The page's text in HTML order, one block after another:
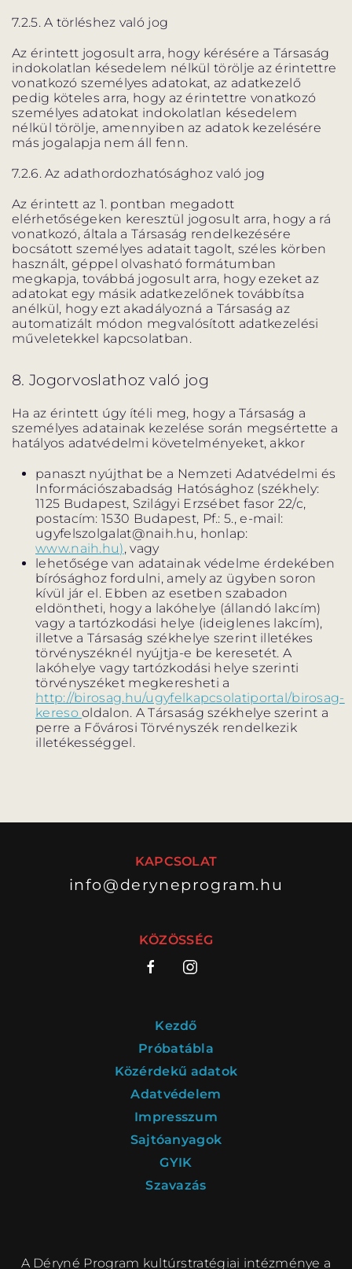
7.2.5. A törléshez való jog
Az érintett jogosult arra, hogy kérésére a Társaság
indokolatlan késedelem nélkül törölje az érintettre
vonatkozó személyes adatokat, az adatkezelő
pedig köteles arra, hogy az érintettre vonatkozó
személyes adatokat indokolatlan késedelem
nélkül törölje, amennyiben az adatok kezelésére
más jogalapja nem áll fenn.
7.2.6. Az adathordozhatósághoz való jog
Az érintett az 1. pontban megadott
elérhetőségeken keresztül jogosult arra, hogy a rá
vonatkozó, általa a Társaság rendelkezésére
bocsátott személyes adatait tagolt, széles körben
használt, géppel olvasható formátumban
megkapja, továbbá jogosult arra, hogy ezeket az
adatokat egy másik adatkezelőnek továbbítsa
anélkül, hogy ezt akadályozná a Társaság az
automatizált módon megvalósított adatkezelési
műveletekkel kapcsolatban.
8. Jogorvoslathoz való jog
Ha az érintett úgy ítéli meg, hogy a Társaság a
személyes adatainak kezelése során megsértette a
hatályos adatvédelmi követelményeket, akkor
panaszt nyújthat be a Nemzeti Adatvédelmi és
Információszabadság Hatósághoz (székhely:
1125 Budapest, Szilágyi Erzsébet fasor 22/c,
postacím: 1530 Budapest, Pf.: 5., e-mail:
ugyfelszolgalat@naih.hu, honlap:
www.naih.hu), vagy
lehetősége van adatainak védelme érdekében
bírósághoz fordulni, amely az ügyben soron
kívül jár el. Ebben az esetben szabadon
eldöntheti, hogy a lakóhelye (állandó lakcím)
vagy a tartózkodási helye (ideiglenes lakcím),
illetve a Társaság székhelye szerint illetékes
törvényszéknél nyújtja-e be keresetét. A
lakóhelye vagy tartózkodási helye szerinti
törvényszéket megkeresheti a
http://birosag.hu/ugyfelkapcsolatiportal/birosag-
keresooldalon. A Társaság székhelye szerint a
perre a Fővárosi Törvényszék rendelkezik
illetékességgel.
KAPCSOLAT
info@deryneprogram.hu
KÖZÖSSÉG
Kezdő
Próbatábla
Közérdekű adatok
Adatvédelem
Impresszum
Sajtóanyagok
GYIK
Szavazás
A Déryné Program kultúrstratégiai intézménye a